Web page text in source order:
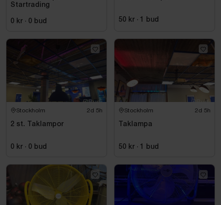
Startrading
0 kr · 0 bud 50 kr · 1 bud
Stockholm 2d 5h
2 st. Taklampor
0 kr · 0 bud
Stockholm 2d 5h
Taklampa
50 kr · 1 bud